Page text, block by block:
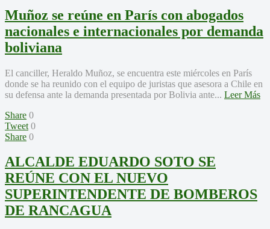
Muñoz se reúne en París con abogados
nacionales e internacionales por demanda
boliviana
El canciller, Heraldo Muñoz, se encuentra este miércoles en París
donde se ha reunido con el equipo de juristas que asesora a Chile en
su defensa ante la demanda presentada por Bolivia ante... Leer Más
Share 0
Tweet 0
Share 0
ALCALDE EDUARDO SOTO SE
REÚNE CON EL NUEVO
SUPERINTENDENTE DE BOMBEROS
DE RANCAGUA